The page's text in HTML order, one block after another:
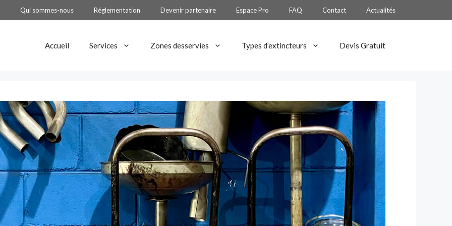
Qui sommes-nous Réglementation Devenir partenaire Espace Pro FAQ Contact Actualités
Accueil Services Zones desservies Types d’extincteurs Devis Gratuit